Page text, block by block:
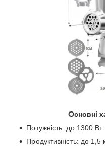
Основні
Потужність: до 1300 Вт
Продуктивність: до 1,5